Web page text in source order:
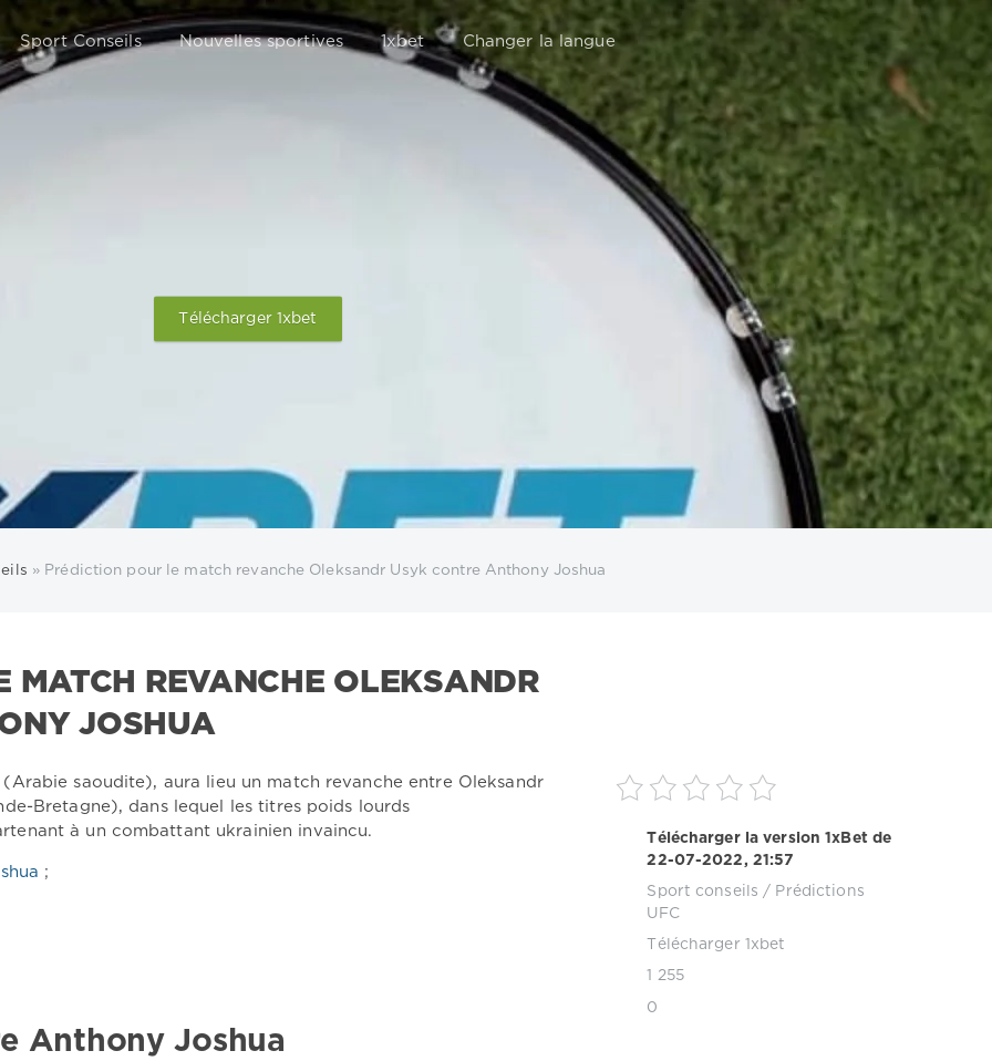
RECHERCHE
Sport Conseils Nouvelles sportives 1xbet Changer la langue
Télécharger 1xbet
» Prédiction pour le match revanche Oleksandr Usyk contre Anthony Joshua
MATCH REVANCHE OLEKSANDR
JOSHUA
Télécharger la version 1xBet de
22-07-2022, 21:57
Sport conseils / Prédictions
UFC
Télécharger 1xbet
1 255
0
saoudite), aura lieu un match revanche entre Oleksandr
Bretagne), dans lequel les titres poids lourds
à un combattant ukrainien invaincu.
;
Anthony Joshua